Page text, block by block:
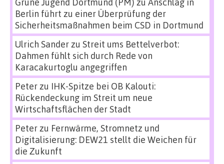
Berlin führt zu einer Überprüfung der
Sicherheitsmaßnahmen beim CSD in Dortmund
Ulrich Sanderzu Streit ums Bettelverbot:
Dahmen fühlt sich durch Rede von
Karacakurtoglu angegriffen
Peterzu IHK-Spitze bei OB Kalouti:
Rückendeckung im Streit um neue
Wirtschaftsflächen der Stadt
Peterzu Fernwärme, Stromnetz und
Digitalisierung: DEW21 stellt die Weichen für
die Zukunft